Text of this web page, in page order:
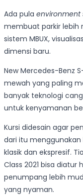
Ada pula environment
membuat parkir lebih
sistem MBUX,
dimensi baru.
New Mercedes-Benz
mewah yang paling
banyak teknologi
untuk kenyamanan
Kursi didesain agar
dari itu menggunakan
klasik dan ekspresif.
Class 2021 bisa diatur
penumpang lebih
yang nyaman.